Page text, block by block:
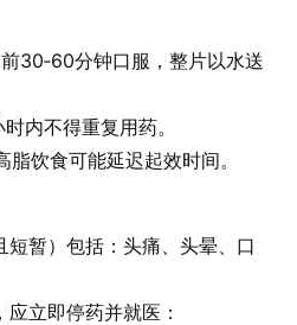
30‑60分钟口服，整片以水送
内不得重复用药。
饮食可能延迟起效时间。
暂）包括：头痛、头晕、口
立即停药并就医：